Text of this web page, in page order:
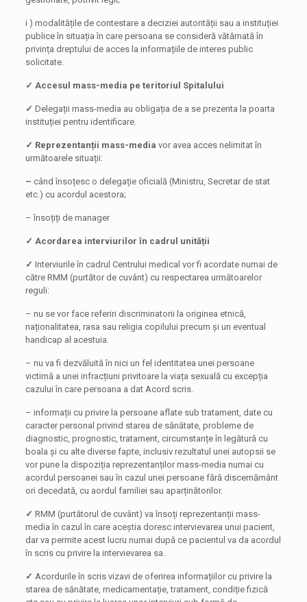
i ) modalitățile de contestare a deciziei autorității sau a instituției
publice în situația în care persoana se consideră vătămată în
privința dreptului de acces la informațiile de interes public
solicitate.
✓ Accesul mass-media pe teritoriul Spitalului
✓ Delegații mass-media au obligația de a se prezenta la poarta
instituției pentru identificare.
✓ Reprezentanții mass-media vor avea acces nelimitat în
următoarele situații:
– când însoțesc o delegație oficială (Ministru, Secretar de stat
etc.) cu acordul acestora;
– însoțiți de manager
✓ Acordarea interviurilor în cadrul unității
✓ Interviurile în cadrul Centrului medical vor fi acordate numai de
către RMM (purtător de cuvânt) cu respectarea următoarelor
reguli:
– nu se vor face referiri discriminatorii la originea etnică,
naționalitatea, rasa sau religia copilului precum și un eventual
handicap al acestuia.
– nu va fi dezvăluită în nici un fel identitatea unei persoane
victimă a unei infracțiuni privitoare la viața sexuală cu excepția
cazului în care persoana a dat Acord scris.
– informații cu privire la persoane aflate sub tratament, date cu
caracter personal privind starea de sănătate, probleme de
diagnostic, prognostic, tratament, circumstanțe în legătură cu
boala și cu alte diverse fapte, inclusiv rezultatul unei autopsii se
vor pune la dispoziția reprezentanților mass-media numai cu
acordul persoanei sau în cazul unei persoane fără discernământ
ori decedată, cu aordul familiei sau aparținătorilor.
✓ RMM (purtătorul de cuvânt) va însoți reprezentanții mass-
media în cazul în care aceștia doresc intervievarea unui pacient,
dar va permite acest lucru numai după ce pacientul va da acordul
în scris cu privire la intervievarea sa.
✓ Acordurile în scris vizavi de oferirea informațiilor cu privire la
starea de sănătate, medicamentație, tratament, condiție fizică